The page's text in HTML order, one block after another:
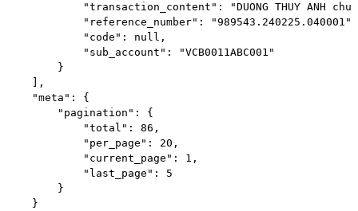
"transaction_content": "DUONG THUY ANH
            "reference_number": "989543.240225.040001",
            "code": null,
            "sub_account": "VCB0011ABC001"
        }
    ],
    "meta": {
        "pagination": {
            "total": 86,
            "per_page": 20,
            "current_page": 1,
            "last_page": 5
        }
    }